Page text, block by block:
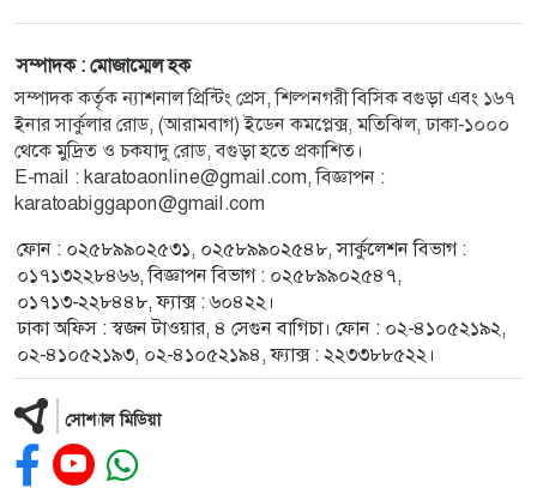
সম্পাদক : মোজাম্মেল হক
সম্পাদক কর্তৃক ন্যাশনাল প্রিন্টিং প্রেস, শিল্পনগরী বিসিক বগুড়া এবং ১৬৭
ইনার সার্কুলার রোড, (আরামবাগ) ইডেন কমপ্লেক্স, মতিঝিল, ঢাকা-১০০০
থেকে মুদ্রিত ও চকযাদু রোড, বগুড়া হতে প্রকাশিত।
E-mail : karatoaonline@gmail.com, বিজ্ঞাপন :
karatoabiggapon@gmail.com
ফোন : ০২৫৮৯৯০২৫৩১, ০২৫৮৯৯০২৫৪৮, সার্কুলেশন বিভাগ :
০১৭১৩২২৮৪৬৬, বিজ্ঞাপন বিভাগ : ০২৫৮৯৯০২৫৪৭,
০১৭১৩-২২৮৪৪৮, ফ্যাক্স : ৬০৪২২।
ঢাকা অফিস : স্বজন টাওয়ার, ৪ সেগুন বাগিচা। ফোন : ০২-৪১০৫২১৯২,
০২-৪১০৫২১৯৩, ০২-৪১০৫২১৯৪, ফ্যাক্স : ২২৩৩৮৮৫২২।
সোশ্যাল মিডিয়া